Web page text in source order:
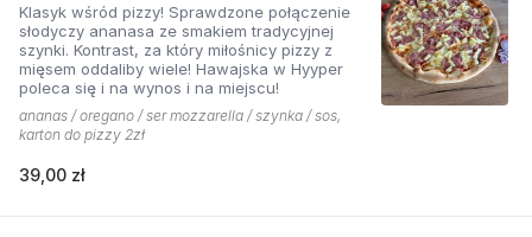
Klasyk wśród pizzy! Sprawdzone połączenie
słodyczy ananasa ze smakiem tradycyjnej
szynki. Kontrast, za który miłośnicy pizzy z
mięsem oddaliby wiele! Hawajska w Hyyper
poleca się i na wynos i na miejscu!
ananas / oregano / ser mozzarella / szynka / sos,
karton do pizzy 2zł
39,00 zł